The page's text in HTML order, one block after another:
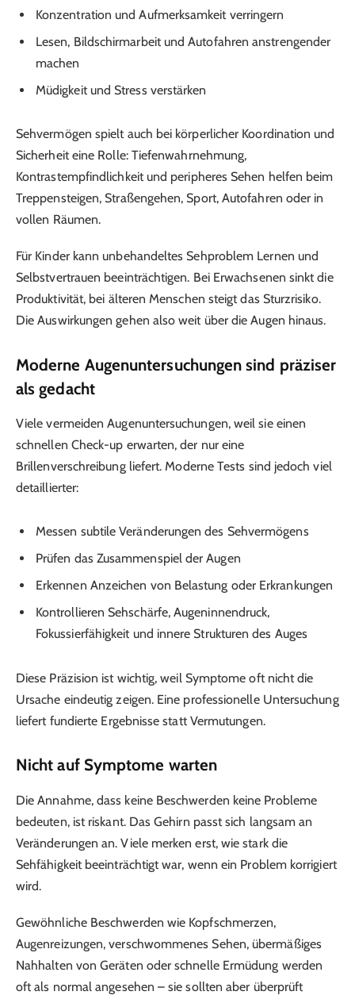
Konzentration und Aufmerksamkeit verringern
Lesen, Bildschirmarbeit und Autofahren anstrengender
machen
Müdigkeit und Stress verstärken
Sehvermögen spielt auch bei körperlicher Koordination und
Sicherheit eine Rolle: Tiefenwahrnehmung,
Kontrastempfindlichkeit und peripheres Sehen helfen beim
Treppensteigen, Straßengehen, Sport, Autofahren oder in
vollen Räumen.
Für Kinder kann unbehandeltes Sehproblem Lernen und
Selbstvertrauen beeinträchtigen. Bei Erwachsenen sinkt die
Produktivität, bei älteren Menschen steigt das Sturzrisiko.
Die Auswirkungen gehen also weit über die Augen hinaus.
Moderne Augenuntersuchungen sind präziser
als gedacht
Viele vermeiden Augenuntersuchungen, weil sie einen
schnellen Check-up erwarten, der nur eine
Brillenverschreibung liefert. Moderne Tests sind jedoch viel
detaillierter:
Messen subtile Veränderungen des Sehvermögens
Prüfen das Zusammenspiel der Augen
Erkennen Anzeichen von Belastung oder Erkrankungen
Kontrollieren Sehschärfe, Augeninnendruck,
Fokussierfähigkeit und innere Strukturen des Auges
Diese Präzision ist wichtig, weil Symptome oft nicht die
Ursache eindeutig zeigen. Eine professionelle Untersuchung
liefert fundierte Ergebnisse statt Vermutungen.
Nicht auf Symptome warten
Die Annahme, dass keine Beschwerden keine Probleme
bedeuten, ist riskant. Das Gehirn passt sich langsam an
Veränderungen an. Viele merken erst, wie stark die
Sehfähigkeit beeinträchtigt war, wenn ein Problem korrigiert
wird.
Gewöhnliche Beschwerden wie Kopfschmerzen,
Augenreizungen, verschwommenes Sehen, übermäßiges
Nahhalten von Geräten oder schnelle Ermüdung werden
oft als normal angesehen – sie sollten aber überprüft